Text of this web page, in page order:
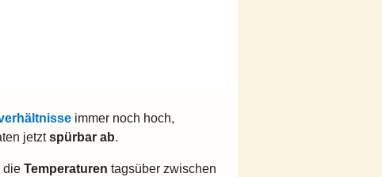
immer noch hoch,
jetztspürbar ab.
die Temperaturen tagsüber zwischen